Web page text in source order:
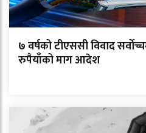
७ वर्षको टीएससी विवाद
रुपैयाँको माग आदेश